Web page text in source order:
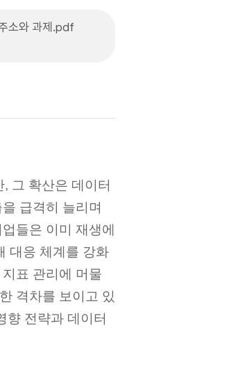
소와 과제.pdf
그 확산은 데이터
급격히 늘리며
들은 이미 재생에
대응 체계를 강화
표 관리에 머물
격차를 보이고 있
향 전략과 데이터